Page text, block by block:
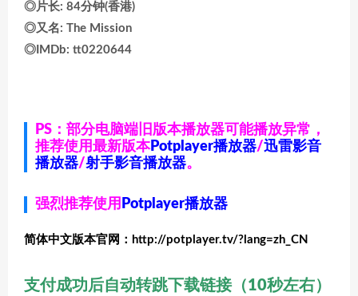
◎片长: 84分钟(香港)
◎又名: The Mission
◎IMDb: tt0220644
PS：部分电脑端旧版本播放器可能播放异常，
推荐使用最新版本Potplayer播放器/迅雷影音
播放器/射手影音播放器。
强烈推荐使用 Potplayer播放器
简体中文版本官网：http://potplayer.tv/?lang=zh_CN
支付成功后自动转跳下载链接（10秒左右）